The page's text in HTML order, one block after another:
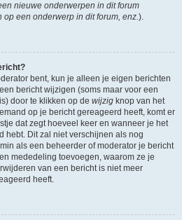
nieuwe onderwerpen in dit forum
een onderwerp in dit forum, enz.).
bent, kun je alleen je eigen berichten
bericht wijzigen (soms maar voor een
door te klikken op de wijzig knop van het
op je bericht gereageerd heeft, komt er
dat zegt hoeveel keer en wanneer je het
hebt. Dit zal niet verschijnen als nog
als een beheerder of moderator je bericht
mededeling toevoegen, waarom ze je
van een bericht is niet meer
heeft.